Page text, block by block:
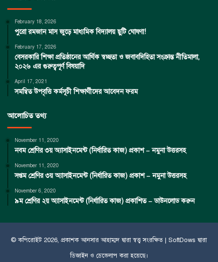
February 18, 2026
পুরো রমজান মাস জুড়ে মাধ্যমিক বিদ্যালয় ছুটি ঘোষণা!
February 17, 2026
বেসরকারি শিক্ষা প্রতিষ্ঠানের আর্থিক স্বচ্ছতা ও জবাবদিহিতা সংক্রান্ত নীতিমালা,
২০২৬ এর গুরুত্বপূর্ণ বিষয়াদি
April 17, 2021
সমন্বিত উপবৃত্তি কর্মসূচী শিক্ষার্থীদের আবেদন ফরম
আলোচিত তথ্য
November 11, 2020
নবম শ্রেণির ৩য় অ্যাসাইনমেন্ট (নির্ধারিত কাজ) প্রকাশ – নমুনা উত্তরসহ
November 11, 2020
সপ্তম শ্রেণির ৩য় অ্যাসাইনমেন্ট (নির্ধারিত কাজ) প্রকাশ – নমুনা উত্তরসহ
November 6, 2020
৯ম শ্রেণির ২য় অ্যাসাইনমেন্ট (নির্ধারিত কাজ) প্রকাশিত – ডাউনলোড করুন
© কপিরােইট 2026, প্রকাশকআনসার আহাম্মদদ্বারা স্বত্ত্ব সংরক্ষিত | SoftDows দ্বারা
ডিজাইন ও ডেভেলাপ করা হয়েছে।